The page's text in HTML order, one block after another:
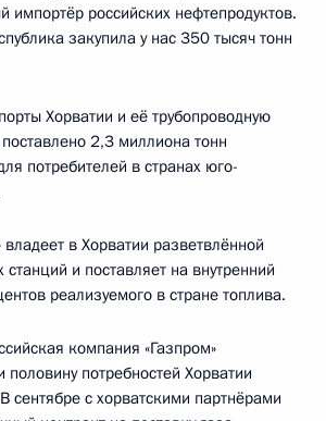
импортёр российских нефтепродуктов.
закупила у нас 350 тысяч тонн
Хорватии и её трубопроводную
2,3 миллиона тонн
потребителей в странах юго-
в Хорватии разветвлённой
и поставляет на внутренний
реализуемого в стране топлива.
компания «Газпром»
половину потребностей Хорватии
сентябре с хорватскими партнёрами